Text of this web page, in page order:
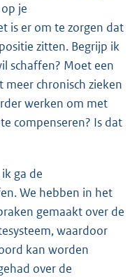
je
is er om te zorgen dat
zitten. Begrijp ik
schaffen? Moet een
meer chronisch zieken
werken om met
compenseren? Is dat
ik ga de
We hebben in het
gemaakt over de
waardoor
kan worden
over de